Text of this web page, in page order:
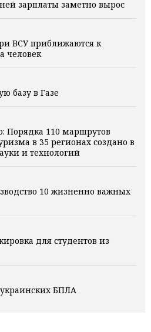
зарплаты заметно вырос
ВСУ приближаются к
человек
базу в Газе
110 маршрутов
в 35 регионах создано в
и технологий
10 жизненно важных
для студентов из
БПЛА